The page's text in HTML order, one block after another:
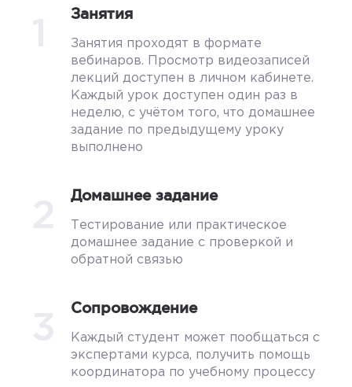
Занятия
Занятия проходят в формате
вебинаров. Просмотр видеозаписей
лекций доступен в личном кабинете.
Каждый урок доступен один раз в
неделю, с учётом того, что домашнее
задание по предыдущему уроку
выполнено
Домашнее задание
Тестирование или практическое
домашнее задание с проверкой и
обратной связью
Сопровождение
Каждый студент может пообщаться с
экспертами курса, получить помощь
координатора по учебному процессу